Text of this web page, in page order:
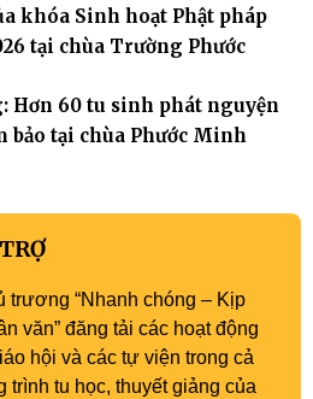
khóa Sinh hoạt Phật pháp
tại chùa Trường Phước
Hơn 60 tu sinh phát nguyện
bảo tại chùa Phước Minh
trương “Nhanh chóng – Kịp
văn” đăng tải các hoạt động
hội và các tự viện trong cả
tu học, thuyết giảng của